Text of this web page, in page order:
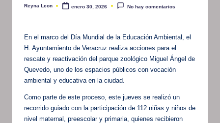
Publicado
Reyna Leon enero 30, 2026 No hay comentarios
En el marco del Día Mundial de la Educación Ambiental, el
H. Ayuntamiento de Veracruz realiza acciones para el
rescate y reactivación del parque zoológico Miguel Ángel de
Quevedo, uno de los espacios públicos con vocación
ambiental y educativa en la ciudad.
Como parte de este proceso, este jueves se realizó un
recorrido guiado con la participación de 112 niñas y niños de
nivel maternal, preescolar y primaria, quienes recibieron